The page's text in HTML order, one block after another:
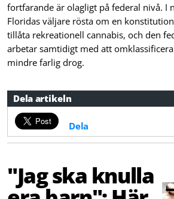
Dela artikeln
Dela
fortfarande är olagligt på federal nivå. I
Floridas väljare rösta om en
tillåta rekreationell cannabis, och den
arbetar samtidigt med att
mindre farlig drog.
"Jag ska knulla